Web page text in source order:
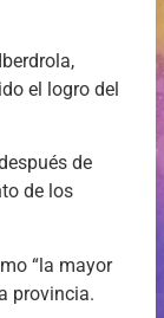
el logro del
de
de los
“la mayor
provincia.